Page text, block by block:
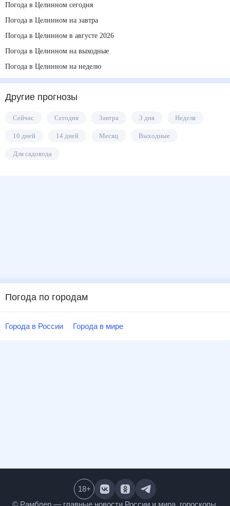
Погода в Целинном сегодня
Погода в Целинном на завтра
Погода в Целинном в августе 2026
Погода в Целинном на выходные
Погода в Целинном на неделю
Другие прогнозы
Сейчас Сегодня Завтра 3 дня Неделя
10 дней 14 дней Месяц Выходные
Для садовода
Погода по городам
Города в России Города в мире
18+